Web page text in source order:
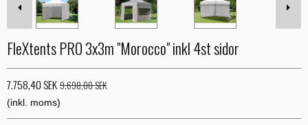
FleXtents PRO 3x3m "Morocco" inkl 4st sidor
7.758,40 SEK9.698,00 SEK
(inkl. moms)